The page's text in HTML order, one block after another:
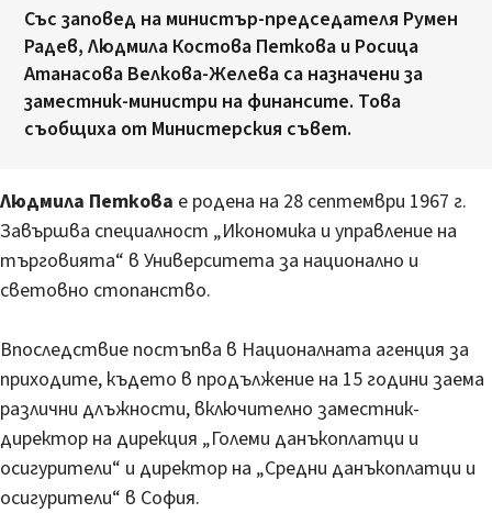
Със заповед на министър-председателя Румен
Радев, Людмила Костова Петкова и Росица
Атанасова Велкова-Желева са назначени за
заместник-министри на финансите. Това
съобщиха от Министерския съвет.
Людмила Петкова е родена на 28 септември 1967 г.
Завършва специалност „Икономика и управление на
търговията“ в Университета за национално и
световно стопанство.
Впоследствие постъпва в Националната агенция за
приходите, където в продължение на 15 години заема
различни длъжности, включително заместник-
директор на дирекция „Големи данъкоплатци и
осигурители“ и директор на „Средни данъкоплатци и
осигурители“ в София.